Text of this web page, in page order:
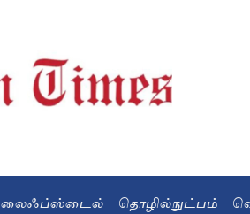
லைஃப்ஸ்டைல் தொழில்நுட்பம்